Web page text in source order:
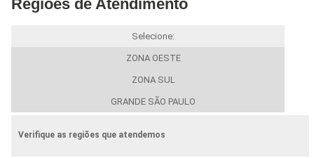
Regiões de Atendimento
Selecione:
ZONA OESTE
ZONA SUL
GRANDE SÃO PAULO
Verifique as regiões que atendemos